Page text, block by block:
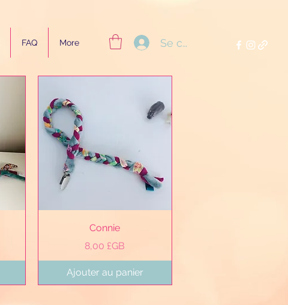
FAQ More Se connecter
Aperçu rapide
Connie
Prix
8,00 £GB
Ajouter au panier